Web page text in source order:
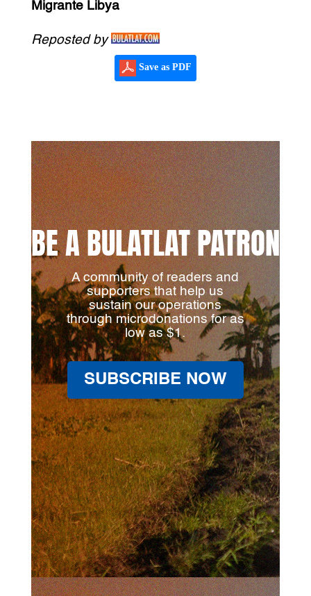
Migrante Libya
Reposted by
Save as PDF
BE A BULATLAT PATRON
A community of readers and
supporters that help us
sustain our operations
through microdonations for as
low as $1.
SUBSCRIBE NOW